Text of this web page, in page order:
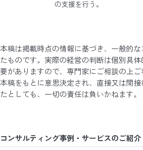
の支援を行う。
本稿は掲載時点の情報に基づき、一般的
たものです。実際の経営の判断は個別具
要がありますので、専門家にご相談の上ご
本稿をもとに意思決定され、直接又は間
たとしても、一切の責任は負いかねます。
コンサルティング事例・サービスのご紹介